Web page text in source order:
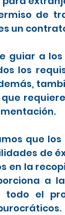
de
un
guiar a
los
que
de
en la
a
todo el